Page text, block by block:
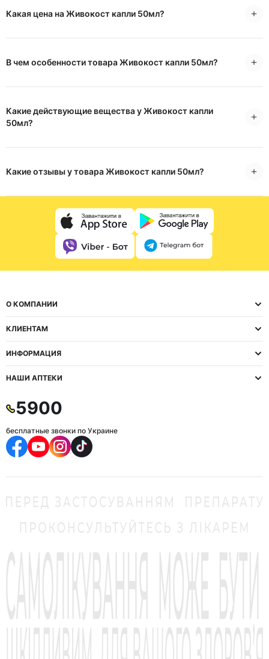
Какая цена на Живокост капли 50мл?
В чем особенности товара Живокост капли 50мл?
Какие действующие вещества у Живокост капли
50мл?
Какие отзывы у товара Живокост капли 50мл?
О КОМПАНИИ
КЛИЕНТАМ
ИНФОРМАЦИЯ
НАШИ АПТЕКИ
5900
бесплатные звонки по Украине